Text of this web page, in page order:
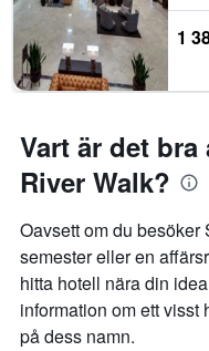
1
Vart är det
River Walk?
Oavsett om du besöker
semester eller en
hitta hotell nära din
information om ett visst
på dess namn.